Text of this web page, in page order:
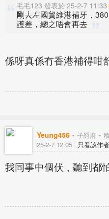
毛毛123 發表於 25-2-7 11:33
剛去左國貿維港補牙，
護差，總之唔會再去
係呀真係冇香港補得咁
Yeung456 子爵府
25-2-7 12:05 只看該作者
我同事中個伏 , 聽到都